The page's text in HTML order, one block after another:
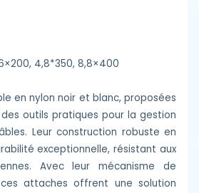
4,8*350, 8,8×400
en nylon noir et blanc, proposées
outils pratiques pour la gestion
Leur construction robuste en
exceptionnelle, résistant aux
Avec leur mécanisme de
attaches offrent une solution